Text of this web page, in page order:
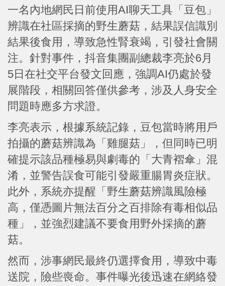
一名內地網民日前使用AI聊天工具「豆包」
辨識在社區採摘的野生蘑菇，結果誤信識別
結果後食用，導致急性腎衰竭，引發社會關
注。針對事件，抖音集團副總裁李亮於6月
5日在社交平台發文回應，強調AI仍處於發
展階段，相關回答僅供參考，涉及人身安全
問題時應多方求證。
李亮表示，根據系統記錄，豆包當時將用戶
拍攝的蘑菇辨識為「雞腿菇」，但同時已明
確提示該品種極易與劇毒的「大青褶傘」混
淆，並警告誤食可能引發嚴重腸胃炎症狀。
此外，系統亦提醒「野生蘑菇辨識風險極
高，僅憑圖片無法百分之百排除有毒相似品
種」，並強烈建議不要食用野外採摘的蘑
菇。
然而，涉事網民最終仍選擇食用，導致中毒
送院，險些喪命。事件曝光後迅速在網絡發